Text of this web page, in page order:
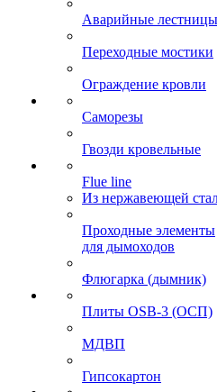
Аварийные лестницы
Переходные мостики
Ограждение кровли
Саморезы
Гвозди кровельные
Flue line
Из нержавеющей
Проходные элементы
для дымоходов
Флюгарка (дымник)
Плиты OSB-3 (ОСП)
МДВП
Гипсокартон